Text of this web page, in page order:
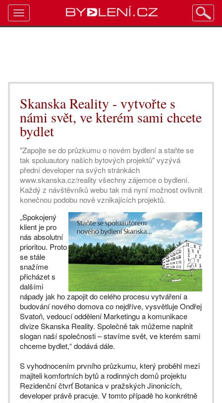
Skanska Reality - vytvořte s
námi svět, ve kterém sami chcete
bydlet
"Zapojte se do průzkumu o novém bydlení a staňte se
tak spoluautory našich bytových projektů" vyzývá
přední developer na svých stránkách
www.skanska.cz/reality všechny zájemce o bydlení.
Každý z návštěvníků webu tak má nyní možnost ovlivnit
konečnou podobu nově vznikajících projektů.
„Spokojený
klient je pro
nás absolutní
prioritou. Proto
se stále
snažíme
přicházet s
dalšími
nápady jak ho zapojit do celého procesu vytváření a
budování nového domova co nejdříve, vysvětluje Ondřej
Svatoň, vedoucí oddělení Marketingu a komunikace
divize Skanska Reality. Společně tak můžeme naplnit
slogan naší společnosti – stavíme svět, ve kterém sami
chceme bydlet,“ dodává dále.
S vyhodnocením prvního průzkumu, který proběhl mezi
majiteli komfortních bytů a rodinných domů projektu
Rezidenční čtvrť Botanica v pražských Jinonicích,
developer právě pracuje. V tomto případě ho konkrétně
Toggle
navigation